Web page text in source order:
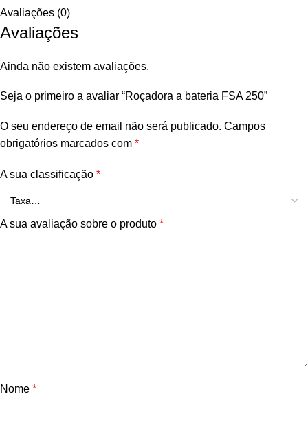
Avaliações (0)
Avaliações
Ainda não existem avaliações.
Seja o primeiro a avaliar “Roçadora a bateria FSA 250”
O seu endereço de email não será publicado. Campos
obrigatórios marcados com *
A sua classificação *
A sua avaliação sobre o produto *
Nome *